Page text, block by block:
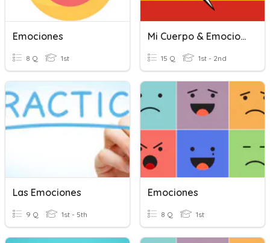
Emociones
8 Q 1st
Mi Cuerpo & Emociones
15 Q 1st - 2nd
Las Emociones
9 Q 1st - 5th
Emociones
8 Q 1st